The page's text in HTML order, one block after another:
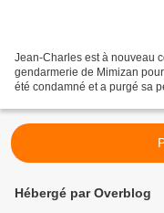
Jean-Charles est à nouveau
gendarmerie de Mimizan
été condamné et a purgé sa
Hébergé par Overblog